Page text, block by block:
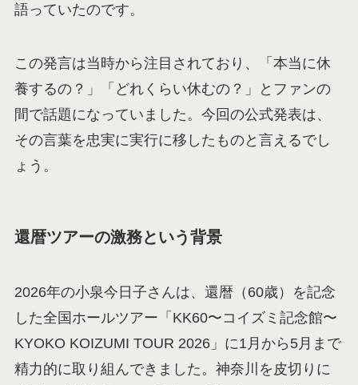
語っていたのです。
この発言は当時から注目されており、「本当に休
養するの？」「どれくらい休むの？」とファンの
間で話題になっていました。今回の公式発表は、
その言葉を忠実に実行に移したものと言えるでし
ょう。
還暦ツアーの激務という背景
2026年の小泉今日子さんは、還暦（60歳）を記念
した全国ホールツアー「KK60〜コイズミ記念館〜
KYOKO KOIZUMI TOUR 2026」に1月から5月まで
精力的に取り組んできました。神奈川を皮切りに